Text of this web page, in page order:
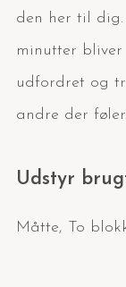
den her til
minutter
udfordret og
andre der
Udstyr
Måtte, To